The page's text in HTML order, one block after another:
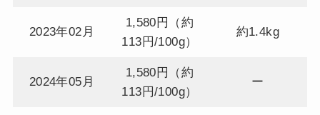
2023年02月
1,580円（約
113円/100g）
約1.4kg
2024年05月
1,580円（約
113円/100g）
ー